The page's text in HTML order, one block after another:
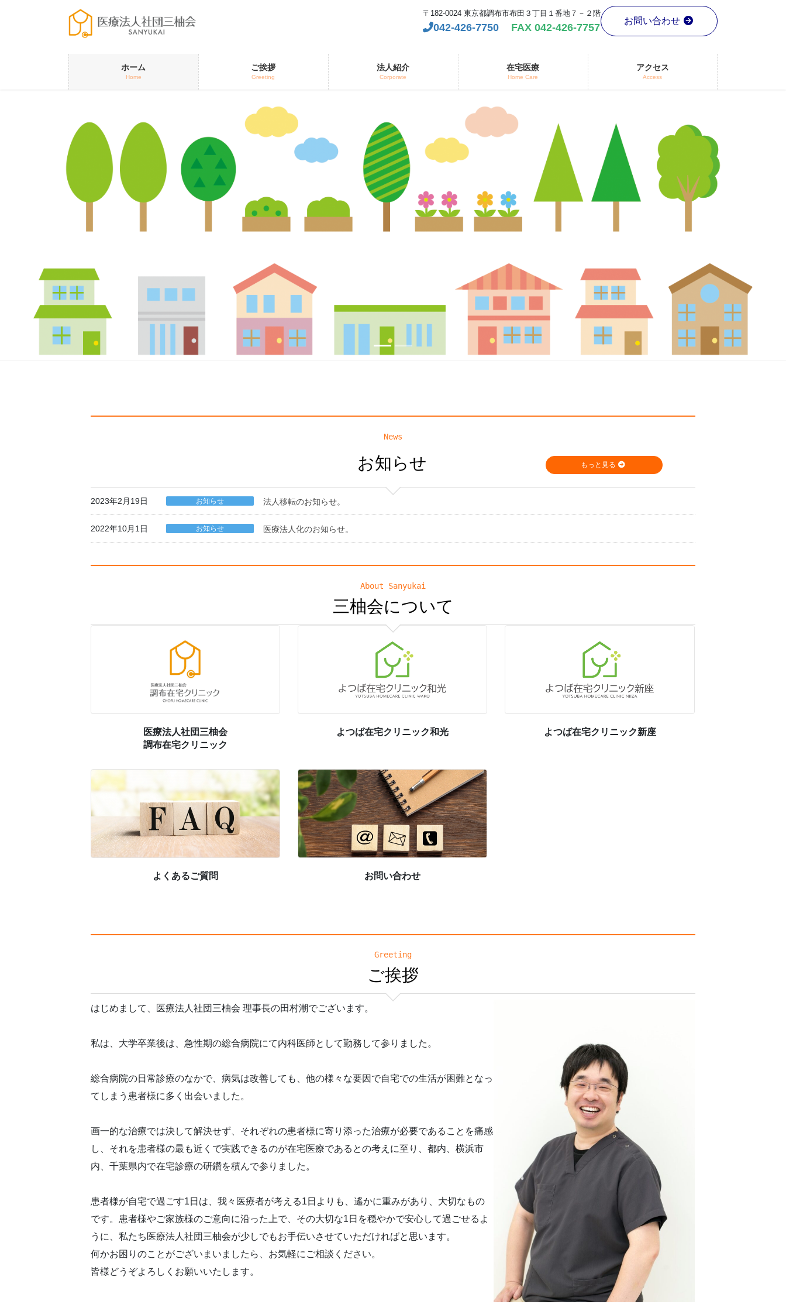
〒182-0024 東京都調布市布田３丁目１番地７－２階
042-426-7750 FAX 042-426-7757
お問い合わせ
ホーム
Home
ご挨拶
Greeting
法人紹介
Corporate
在宅医療
Home Care
アクセス
Access
Previous
News
お知らせ もっと見る
2023年2月19日 お知らせ 法人移転のお知らせ。
2022年10月1日 お知らせ 医療法人化のお知らせ。
About Sanyukai
三柚会について
医療法人社団三柚会
調布在宅クリニック
よつば在宅クリニック和光 よつば在宅クリニック新座
よくあるご質問 お問い合わせ
Greeting
ご挨拶
はじめまして、医療法人社団三柚会 理事長の田村潮でございます。
私は、大学卒業後は、急性期の総合病院にて内科医師として勤務して参りました。
総合病院の日常診療のなかで、病気は改善しても、他の様々な要因で自宅での生活が困難となっ
てしまう患者様に多く出会いました。
画一的な治療では決して解決せず、それぞれの患者様に寄り添った治療が必要であることを痛感
し、それを患者様の最も近くで実践できるのが在宅医療であるとの考えに至り、都内、横浜市
内、千葉県内で在宅診療の研鑽を積んで参りました。
患者様が自宅で過ごす1日は、我々医療者が考える1日よりも、遙かに重みがあり、大切なもの
です。患者様やご家族様のご意向に沿った上で、その大切な1日を穏やかで安心して過ごせるよ
うに、私たち医療法人社団三柚会が少しでもお手伝いさせていただければと思います。
何かお困りのことがございまいましたら、お気軽にご相談ください。
皆様どうぞよろしくお願いいたします。